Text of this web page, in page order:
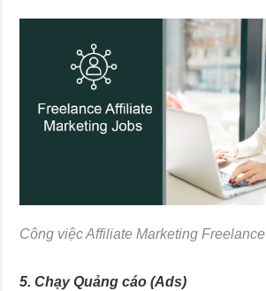
Công việc Affiliate Marketing Freelance
5. Chạy Quảng cáo (Ads)